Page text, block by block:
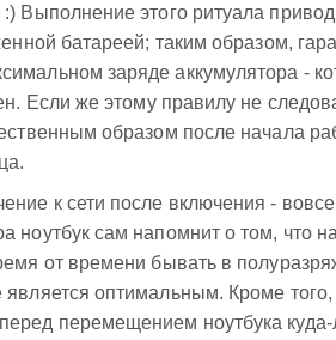
:) Выполнение этого ритуала
батареей; таким образом,
заряде аккумулятора -
Если же этому правилу не
образом после начала
к сети после включения -
ноутбук сам напомнит о том, что
от времени бывать в
является оптимальным. Кроме
перемещением ноутбука